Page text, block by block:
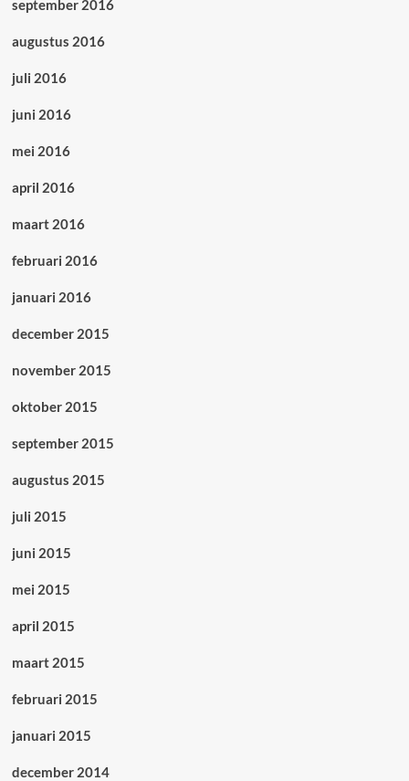
september 2016
augustus 2016
juli 2016
juni 2016
mei 2016
april 2016
maart 2016
februari 2016
januari 2016
december 2015
november 2015
oktober 2015
september 2015
augustus 2015
juli 2015
juni 2015
mei 2015
april 2015
maart 2015
februari 2015
januari 2015
december 2014